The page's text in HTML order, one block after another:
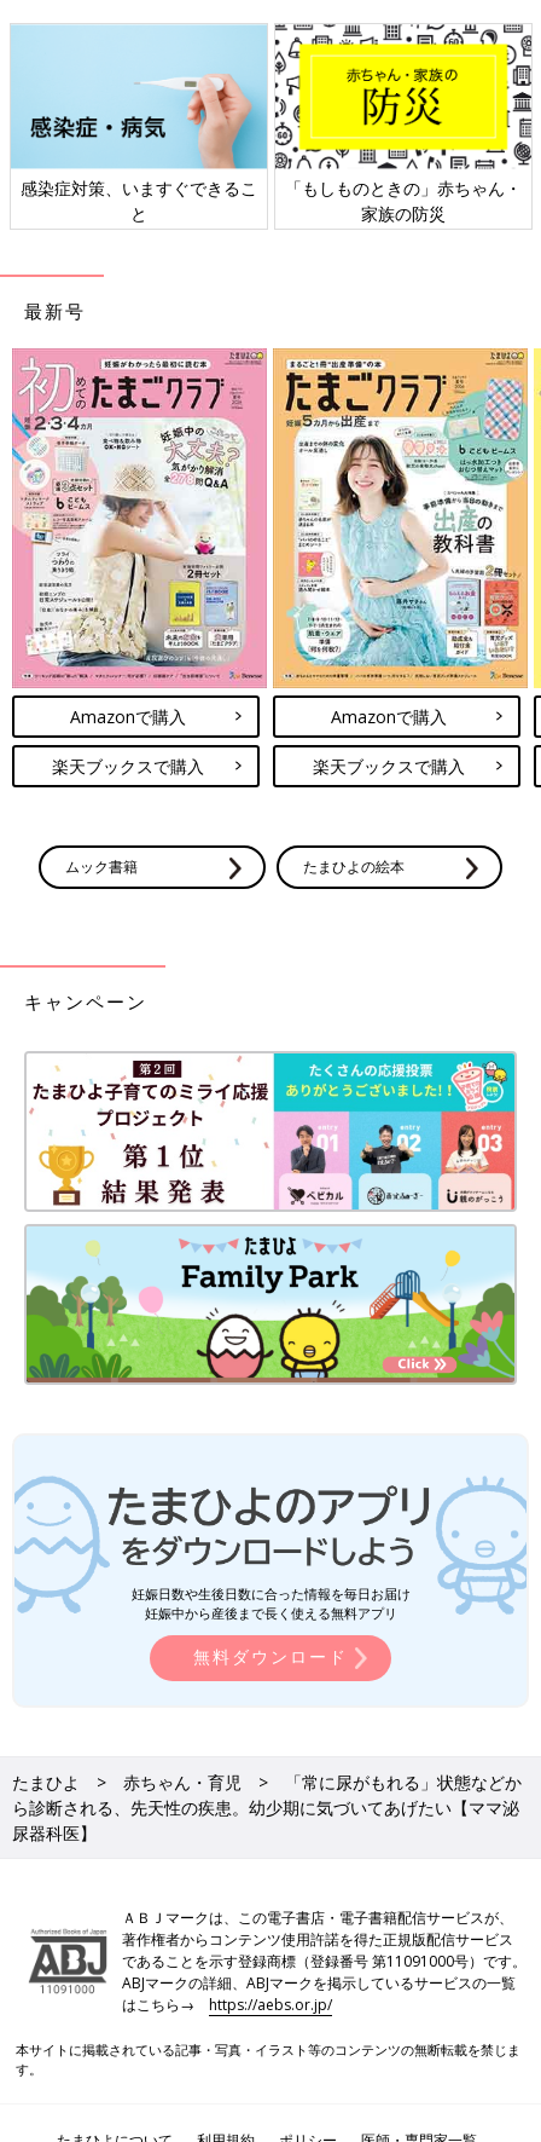
歩踏み出すことで、その後の生きやすさにつながることがあるこ
●記事の内容は2024年７月の情報で、現在と異なる場合がありま
す。
前の話
「プライベートゾー
の、思わぬ発言にド
次の話
身近な人でも、自分の
感染症対策、いますぐできるこ
と
「もしものときの」赤ちゃん・
家族の防災
最新号
Amazonで購入
楽天ブックスで購入
Amazonで購入
楽天ブックスで購入
ムック書籍 たまひよの絵本
キャンペーン
妊娠日数や生後日数に合った情報を毎日お届け
妊娠中から産後まで長く使える無料アプリ
無料ダウンロード
たまひよ 赤ちゃん・育児
「常に尿がもれる」状態などか
ら診断される、先天性の疾患。幼少期に気づいてあげたい【ママ泌
尿器科医】
ＡＢＪマークは、この電子書店・電子書籍配信サービスが、
著作権者からコンテンツ使用許諾を得た正規版配信サービス
であることを示す登録商標（登録番号 第11091000号）です。
ABJマークの詳細、ABJマークを掲示しているサービスの一覧
はこちら→https://aebs.or.jp/
本サイトに掲載されている記事・写真・イラスト等のコンテンツの無断転載を禁じま
す。